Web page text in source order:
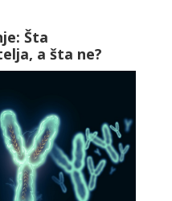
Šta
a šta ne?